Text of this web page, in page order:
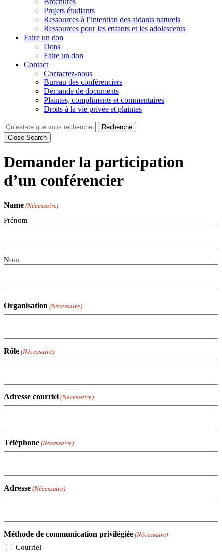
Projets étudiants
Ressources à l’intention des aidants naturels
Ressources pour les enfants et les adolescents
Faire un don
Dons
Faire un don
Contact
Contactez-nous
Bureau des conférenciers
Demande de documents
Plaintes, compliments et commentaires
Droits à la vie privée et plaintes
Recherche
Close Search
Demander la participation
d’un conférencier
Name (Nécessaire)
Prénom
Nom
Organisation (Nécessaire)
Rôle (Nécessaire)
Adresse courriel (Nécessaire)
Téléphone (Nécessaire)
Adresse (Nécessaire)
Méthode de communication privilégiée (Nécessaire)
Courriel